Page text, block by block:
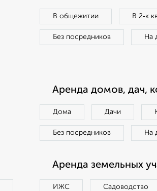
В общежитии В 2‑к
Без посредников На
Аренда домов, дач,
Дома Дачи
Без посредников На
Аренда земельных
ИЖС Садоводство